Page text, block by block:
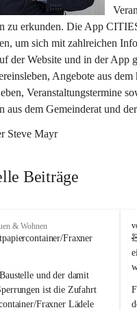
zu erkunden. Die App
um sich mit zahlreichen
der Website und in der App
Angebote aus
Veranstaltungstermine
aus dem Gemeinderat und
Steve Mayr
Beiträge
& Wohnen
Fraxner
und der damit
ist die Zufahrt
Fraxner Lädele
F
r
a
x
r
n